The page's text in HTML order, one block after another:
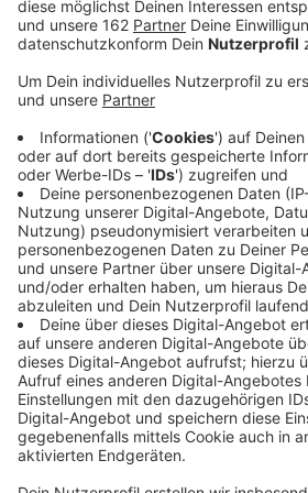
Was feiern wir an Pfingsten?
Anzeige
Was feiern wir da genau? Gar nicht
Anzeige